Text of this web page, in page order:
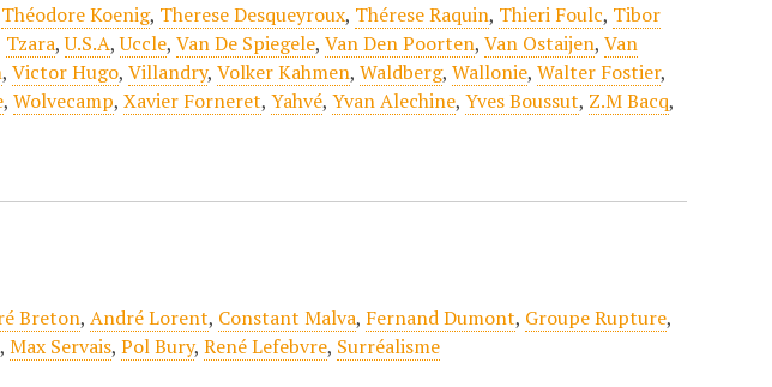
Théodore Koenig, Therese Desqueyroux, Thérese Raquin, Thieri Foulc, Tibor
Tzara,U.S.A,Uccle,Van De Spiegele,Van Den Poorten,Van Ostaijen,Van
,Victor Hugo,Villandry,Volker Kahmen,Waldberg,Wallonie,Walter Fostier,
,Wolvecamp,Xavier Forneret,Yahvé,Yvan Alechine,Yves Boussut, Z.M Bacq,
Breton,André Lorent, Constant Malva, Fernand Dumont, Groupe Rupture,
,Max Servais,Pol Bury,René Lefebvre, Surréalisme